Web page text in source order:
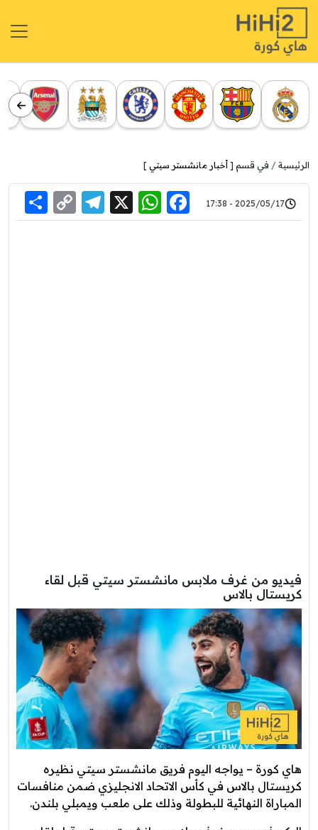
الرئيسية في قسم [ أخبار مانشستر سيتي ]
2025/05/17 - 17:38
Facebook
WhatsApp
X
Link
فيديو من غرف ملابس مانشستر سيتي قبل لقاء
كريستال بالاس
هاي كورة – يواجه اليوم فريق مانشستر سيتي نظيره
كريستال بالاس في كأس الاتحاد الانجليزي ضمن منافسات
المباراة النهائية للبطولة وذلك على ملعب ويمبلي بلندن.